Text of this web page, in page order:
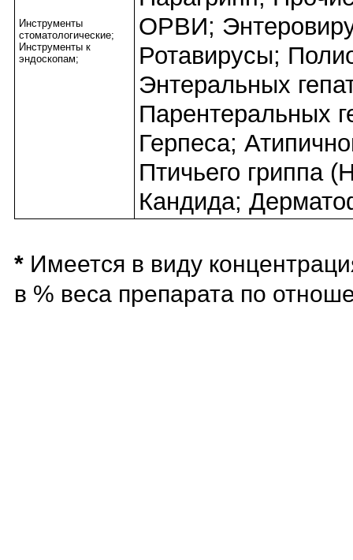
Инструменты
стоматологические;
Инструменты к
эндоскопам;
ОРВИ;
Ротавирусы;
Энтеральных
Парентеральных
Герпеса;
Птичьего гриппа
Кандида;
* Имеется в виду
в % веса препарата по